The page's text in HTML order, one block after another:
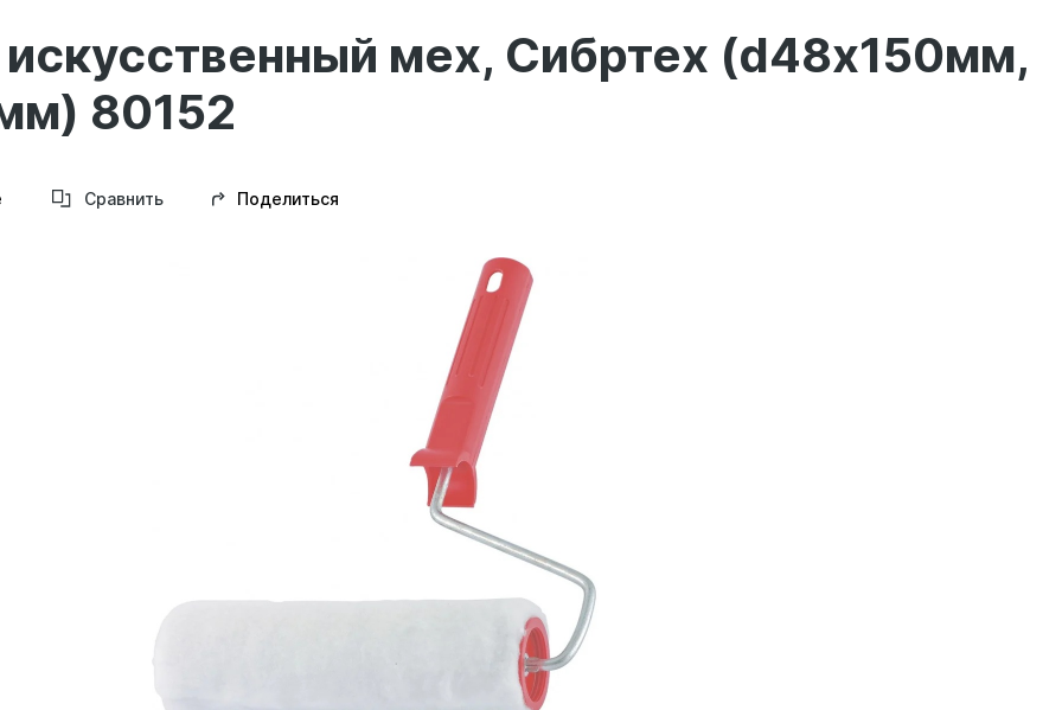
мех, Сибртех (d48х150мм,
80152
Сравнить Поделиться